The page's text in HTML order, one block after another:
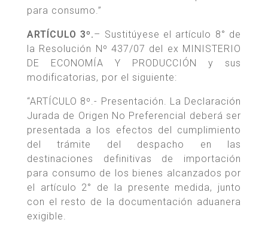
para consumo.”
ARTÍCULO 3º.– Sustitúyese el artículo 8° de
la Resolución Nº 437/07 del ex MINISTERIO
DE ECONOMÍA Y PRODUCCIÓN y sus
modificatorias, por el siguiente:
“ARTÍCULO 8º.- Presentación. La Declaración
Jurada de Origen No Preferencial deberá ser
presentada a los efectos del cumplimiento
del trámite del despacho en las
destinaciones definitivas de importación
para consumo de los bienes alcanzados por
el artículo 2° de la presente medida, junto
con el resto de la documentación aduanera
exigible.